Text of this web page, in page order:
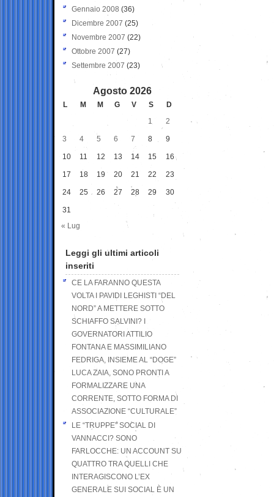
Gennaio 2008 (36)
Dicembre 2007 (25)
Novembre 2007 (22)
Ottobre 2007 (27)
Settembre 2007 (23)
Agosto 2026
L M M G V S
D
1
2
3 4 5 6 7 8 9
10 11 12 13 14 15 16
17 18 19 20 21 22 23
24 25 26 27 28 29 30
31
« Lug
Leggi gli ultimi articoli
inseriti
CE LA FARANNO QUESTA
VOLTA I PAVIDI LEGHISTI “DEL
NORD” A METTERE SOTTO
SCHIAFFO SALVINI? I
GOVERNATORI ATTILIO
FONTANA E MASSIMILIANO
FEDRIGA, INSIEME AL “DOGE”
LUCA ZAIA, SONO PRONTI A
FORMALIZZARE UNA
CORRENTE, SOTTO FORMA DI
ASSOCIAZIONE “CULTURALE”
LE “TRUPPE” SOCIAL DI
VANNACCI? SONO
FARLOCCHE: UN ACCOUNT SU
QUATTRO TRA QUELLI CHE
INTERAGISCONO L’EX
GENERALE SUI SOCIAL È UN